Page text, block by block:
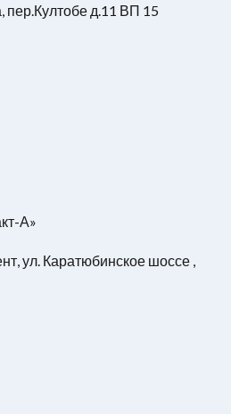
пер.Култобе д.11 ВП 15
А»
ул. Каратюбинское шоссе ,